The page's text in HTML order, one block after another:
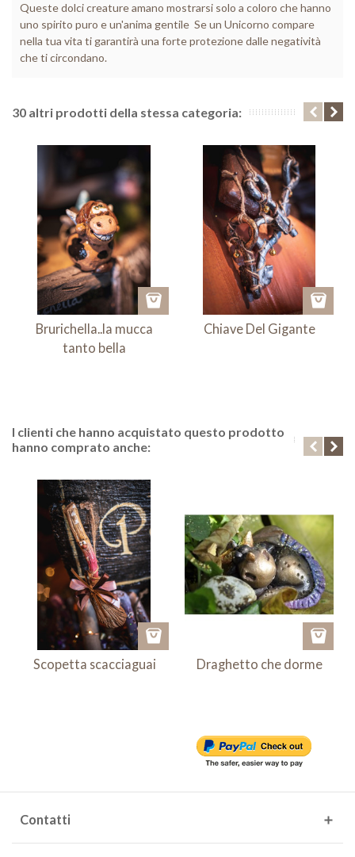
Queste dolci creature amano mostrarsi solo a coloro che hanno
uno spirito puro e un'anima gentile Se un Unicorno compare
nella tua vita ti garantirà una forte protezione dalle negatività
che ti circondano.
30 altri prodotti della stessa categoria:
Brurichella..la mucca
tanto bella
Chiave Del Gigante
I clienti che hanno acquistato questo prodotto
hanno comprato anche:
Scopetta scacciaguai
Draghetto che dorme
Contatti